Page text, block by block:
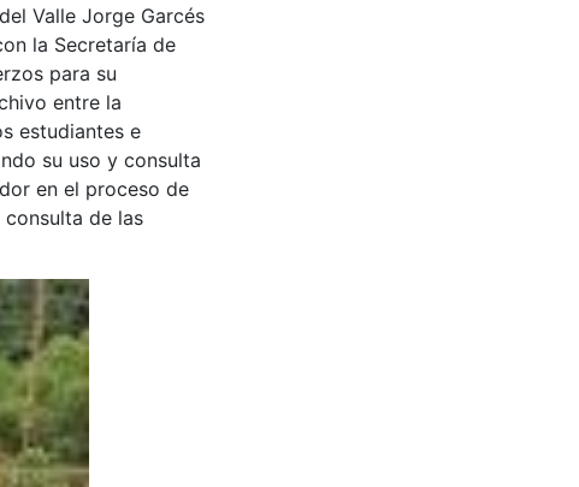
Valle Jorge Garcés
la Secretaría de
para su
entre la
estudiantes e
su uso y consulta
en el proceso de
de las